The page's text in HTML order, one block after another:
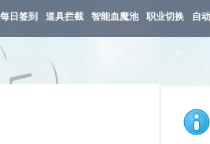
每日签到 道具拦截 智能血魔池 职业切换 自